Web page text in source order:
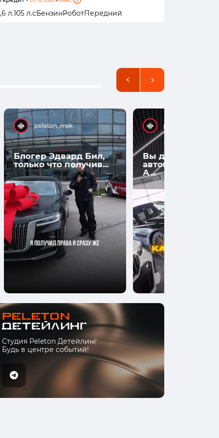
л.105 л.сБензинРоботПередний
Блогер Эдвард Бил,
только что получив...
Вы думаете, что
автомобили
А...
Студия Peleton Детейлинг
Будь в центре событий!